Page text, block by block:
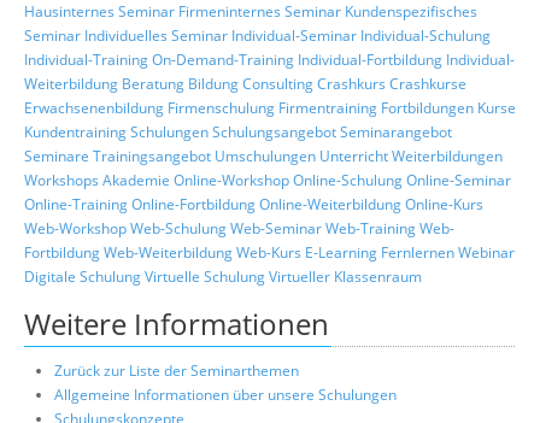
Hausinternes Seminar Firmeninternes Seminar Kundenspezifisches
Seminar Individuelles Seminar Individual-Seminar Individual-Schulung
Individual-TrainingOn-Demand-Training Individual-Fortbildung Individual-
Weiterbildung Beratung BildungConsultingCrashkurs Crashkurse
Erwachsenenbildung Firmenschulung Firmentraining Fortbildungen Kurse
KundentrainingSchulungenSchulungsangebotSeminarangebot
Seminare Trainingsangebot Umschulungen UnterrichtWeiterbildungen
Workshops Akademie Online-WorkshopOnline-SchulungOnline-Seminar
Online-TrainingOnline-FortbildungOnline-WeiterbildungOnline-Kurs
Web-WorkshopWeb-SchulungWeb-SeminarWeb-TrainingWeb-
FortbildungWeb-WeiterbildungWeb-Kurs E-Learning FernlernenWebinar
Digitale SchulungVirtuelle SchulungVirtueller Klassenraum
Weitere Informationen
Zurück zur Liste der Seminarthemen
Allgemeine Informationen über unsere Schulungen